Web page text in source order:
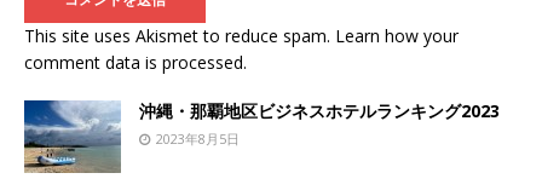
This site uses Akismet to reduce spam. Learn how your
comment data is processed.
沖縄・那覇地区ビジネスホテルランキング2023
2023年8月5日